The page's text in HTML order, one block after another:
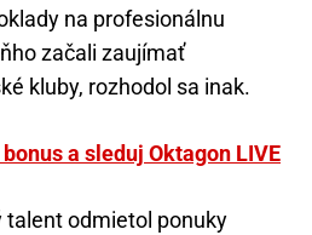
na profesionálnu
začali zaujímať
kluby, rozhodol sa inak.
a sleduj Oktagon LIVE
odmietol ponuky